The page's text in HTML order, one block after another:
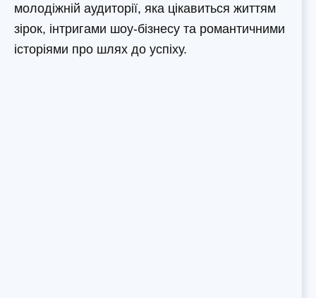
молодіжній аудиторії, яка цікавиться життям
зірок, інтригами шоу-бізнесу та романтичними
історіями про шлях до успіху.